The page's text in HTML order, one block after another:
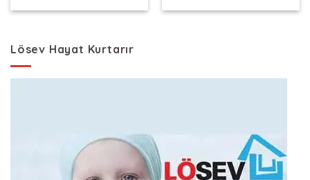
9.405,55 TL.
Lösev Hayat Kurtarır